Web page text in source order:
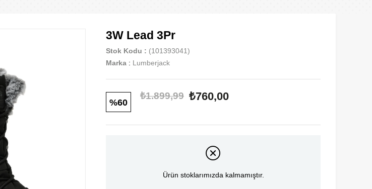
3W Lead 3Pr
Stok Kodu
(101393041)
Marka : Lumberjack
60
₺1.899,99 ₺760,00
Ürün stoklarımızda kalmamıştır.